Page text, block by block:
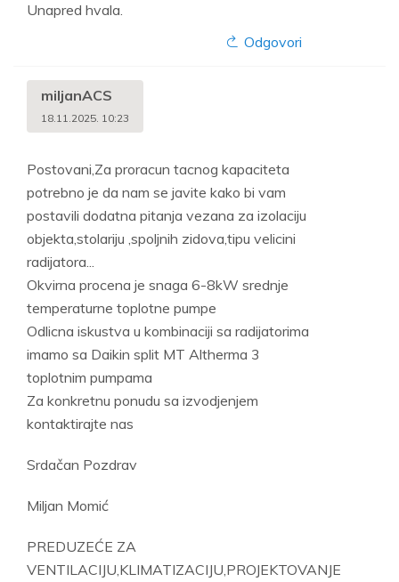
Unapred hvala.
Odgovori
miljanACS
18.11.2025. 10:23
Postovani,Za proracun tacnog kapaciteta
potrebno je da nam se javite kako bi vam
postavili dodatna pitanja vezana za izolaciju
objekta,stolariju ,spoljnih zidova,tipu velicini
radijatora...
Okvirna procena je snaga 6-8kW srednje
temperaturne toplotne pumpe
Odlicna iskustva u kombinaciji sa radijatorima
imamo sa Daikin split MT Altherma 3
toplotnim pumpama
Za konkretnu ponudu sa izvodjenjem
kontaktirajte nas
Srdačan Pozdrav
Miljan Momić
PREDUZEĆE ZA
VENTILACIJU,KLIMATIZACIJU,PROJEKTOVANJE